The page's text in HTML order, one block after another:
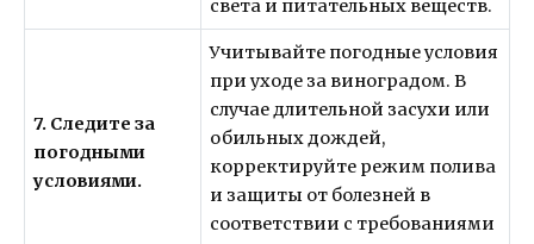
света и питательных веществ.
7. Следите за
погодными
условиями.
Учитывайте погодные условия
при уходе за виноградом. В
случае длительной засухи или
обильных дождей,
корректируйте режим полива
и защиты от болезней в
соответствии с требованиями